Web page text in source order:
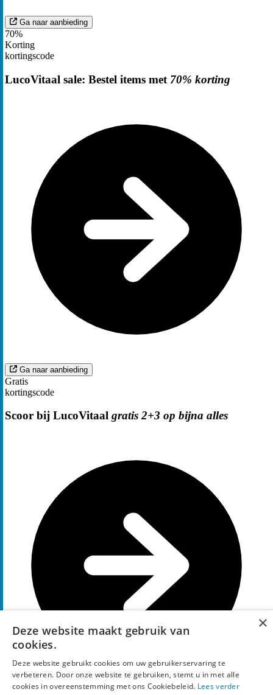
Ga naar aanbieding
70%
Korting
kortingscode
LucoVitaal sale: Bestel items met 70% korting
Ga naar aanbieding
Gratis
kortingscode
Scoor bij LucoVitaal gratis 2+3 op bijna alles
×
Deze website maakt gebruik van
cookies.
Deze website gebruikt cookies om uw gebruikerservaring te
verbeteren. Door onze website te gebruiken, stemt u in met alle
cookies in overeenstemming met ons Cookiebeleid. Lees verder